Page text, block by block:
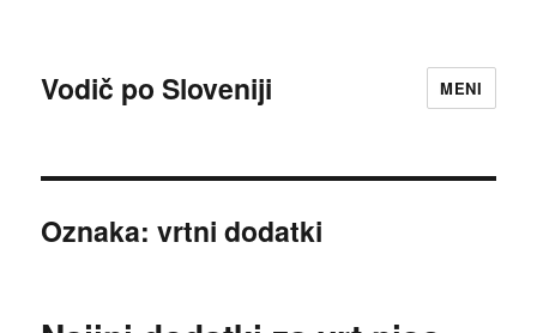
Vodič po Sloveniji MENI
Oznaka:vrtni dodatki